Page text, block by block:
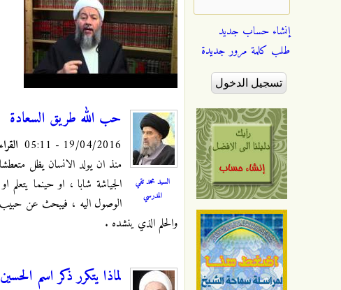
السيد محمد تقي
المدرسي
حب الله طريق السعادة
19/04/2016 - 05:11
منذ ان يولد الانسان يظل
الجياشة شابا ، او حينما
الوصول اليه ، فيبحث عن
والحلم الذي ينشده .
لماذا يتكرر ذكر اسم
إنشاء حساب جديد
طلب كلمة مرور جديدة